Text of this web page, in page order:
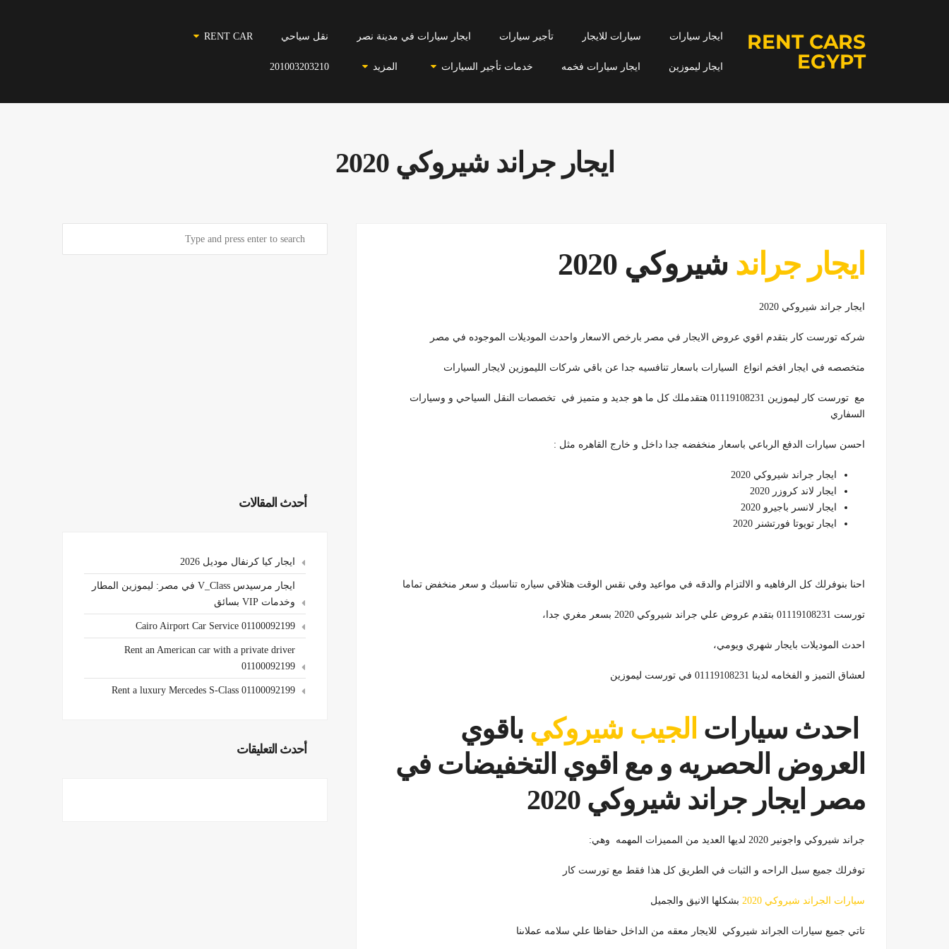
RENT CARS
EGYPT
ايجار سيارات سيارات للايجار تأجير سيارات ايجار سيارات في مدينة نصر نقل سياحي RENT CAR
ايجار ليموزين ايجار سيارات فخمه خدمات تأجير السيارات المزيد 201003203210
ايجار جراند شيروكي 2020
ايجار جراند شيروكي 2020
ايجار جراند شيروكي 2020
شركه تورست كار بتقدم اقوي عروض الايجار في مصر بارخص الاسعار واحدث الموديلات الموجوده في مصر
متخصصه في ايجار افخم انواع السيارات باسعار تنافسيه جدا عن باقي شركات الليموزين لايجار السيارات
مع تورست كار ليموزين 01119108231 هتقدملك كل ما هو جديد و متميز في تخصصات النقل السياحي و وسيارات
السفاري
احسن سيارات الدفع الرباعي باسعار منخفضه جدا داخل و خارج القاهره مثل :
ايجار جراند شيروكي 2020
ايجار لاند كروزر 2020
ايجار لانسر باجيرو 2020
ايجار تويوتا فورتشنر 2020
احنا بنوفرلك كل الرفاهيه و الالتزام والدقه في مواعيد وفي نقس الوقت هتلاقي سياره تناسبك و سعر منخفض تماما
تورست 01119108231 بتقدم عروض علي جراند شيروكي 2020 بسعر مغري جدا،
احدث الموديلات بايجار شهري ويومي،
لعشاق التميز و الفخامه لدينا 01119108231 في تورست ليموزين
احدث سيارات الجيب شيروكي باقوي
العروض الحصريه و مع اقوي التخفيضات في
مصر ايجار جراند شيروكي 2020
جراند شيروكي واجونير 2020 لديها العديد من المميزات المهمه وهي:
توفرلك جميع سبل الراحه و الثبات في الطريق كل هذا فقط مع تورست كار
سيارات الجراند شيروكي 2020 بشكلها الانيق والجميل
تاتي جميع سيارات الجراند شيروكي للايجار معقه من الداخل حفاظا علي سلامه عملاىنا
أحدث المقالات
ايجار كيا كرنفال موديل 2026
ايجار مرسيدس V_Class في مصر: ليموزين المطار
وخدمات VIP بسائق
Cairo Airport Car Service 01100092199
Rent an American car with a private driver
01100092199
Rent a luxury Mercedes S-Class 01100092199
أحدث التعليقات